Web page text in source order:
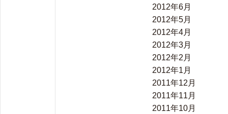
2012年6月
2012年5月
2012年4月
2012年3月
2012年2月
2012年1月
2011年12月
2011年11月
2011年10月